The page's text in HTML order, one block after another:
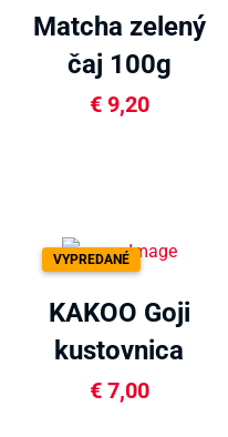
Matcha zelený
čaj 100g
€9,20
VYPREDANÉ
KAKOO Goji
kustovnica
65g
€7,00